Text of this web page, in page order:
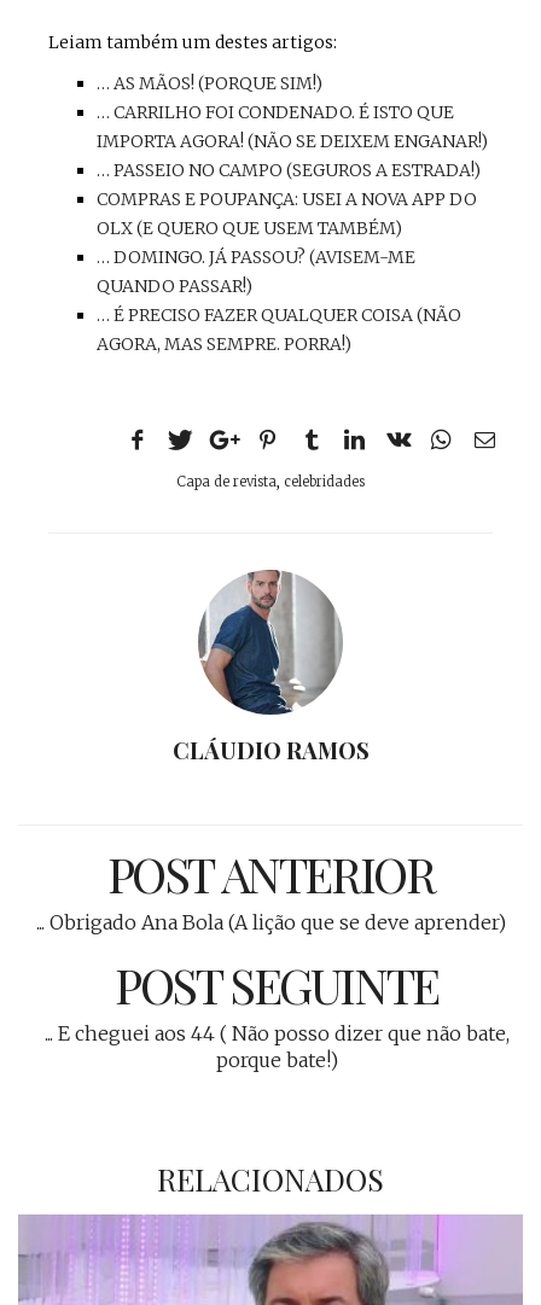
Leiam também um destes artigos:
… AS MÃOS! (PORQUE SIM!)
… CARRILHO FOI CONDENADO. É ISTO QUE
IMPORTA AGORA! (NÃO SE DEIXEM ENGANAR!)
… PASSEIO NO CAMPO (SEGUROS A ESTRADA!)
COMPRAS E POUPANÇA: USEI A NOVA APP DO
OLX (E QUERO QUE USEM TAMBÉM)
… DOMINGO. JÁ PASSOU? (AVISEM-ME
QUANDO PASSAR!)
… É PRECISO FAZER QUALQUER COISA (NÃO
AGORA, MAS SEMPRE. PORRA!)
Capa de revista, celebridades
CLÁUDIO RAMOS
POST ANTERIOR
... Obrigado Ana Bola (A lição que se deve aprender)
POST SEGUINTE
... E cheguei aos 44 ( Não posso dizer que não bate,
porque bate!)
RELACIONADOS